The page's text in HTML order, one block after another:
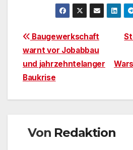
Baugewerkschaft
warnt vor Jobabbau
und jahrzehntelanger
Baukrise
Von Redaktion